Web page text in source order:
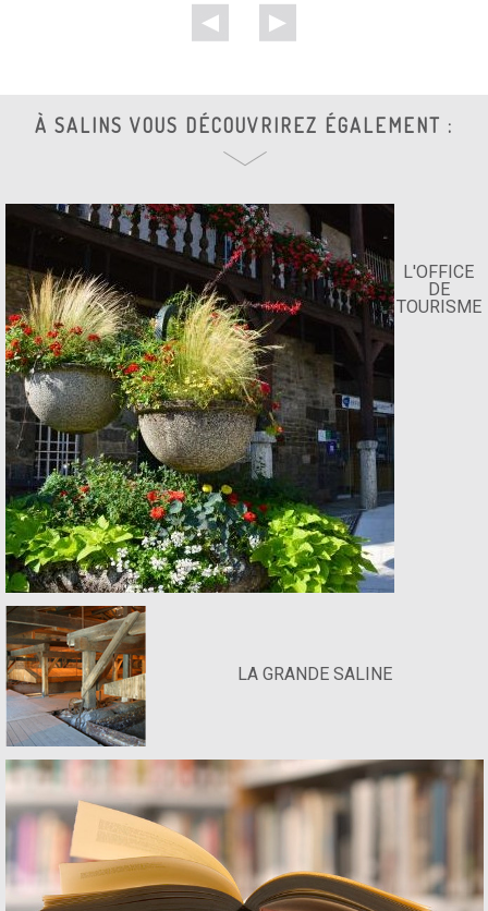
À SALINS VOUS DÉCOUVRIREZ ÉGALEMENT :
L'OFFICE
DE
TOURISME
LA GRANDE SALINE